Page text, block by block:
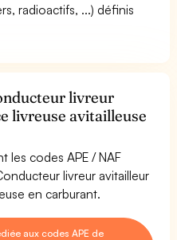
radioactifs, ...) définis
livreur
livreuse avitailleuse
les codes APE / NAF
livreur avitailleur
en carburant.
aux codes APE de